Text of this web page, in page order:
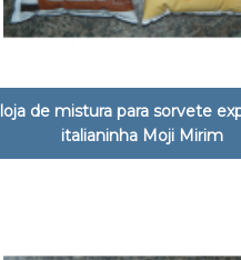
loja de mistura para sorvete
italianinha Moji Mirim